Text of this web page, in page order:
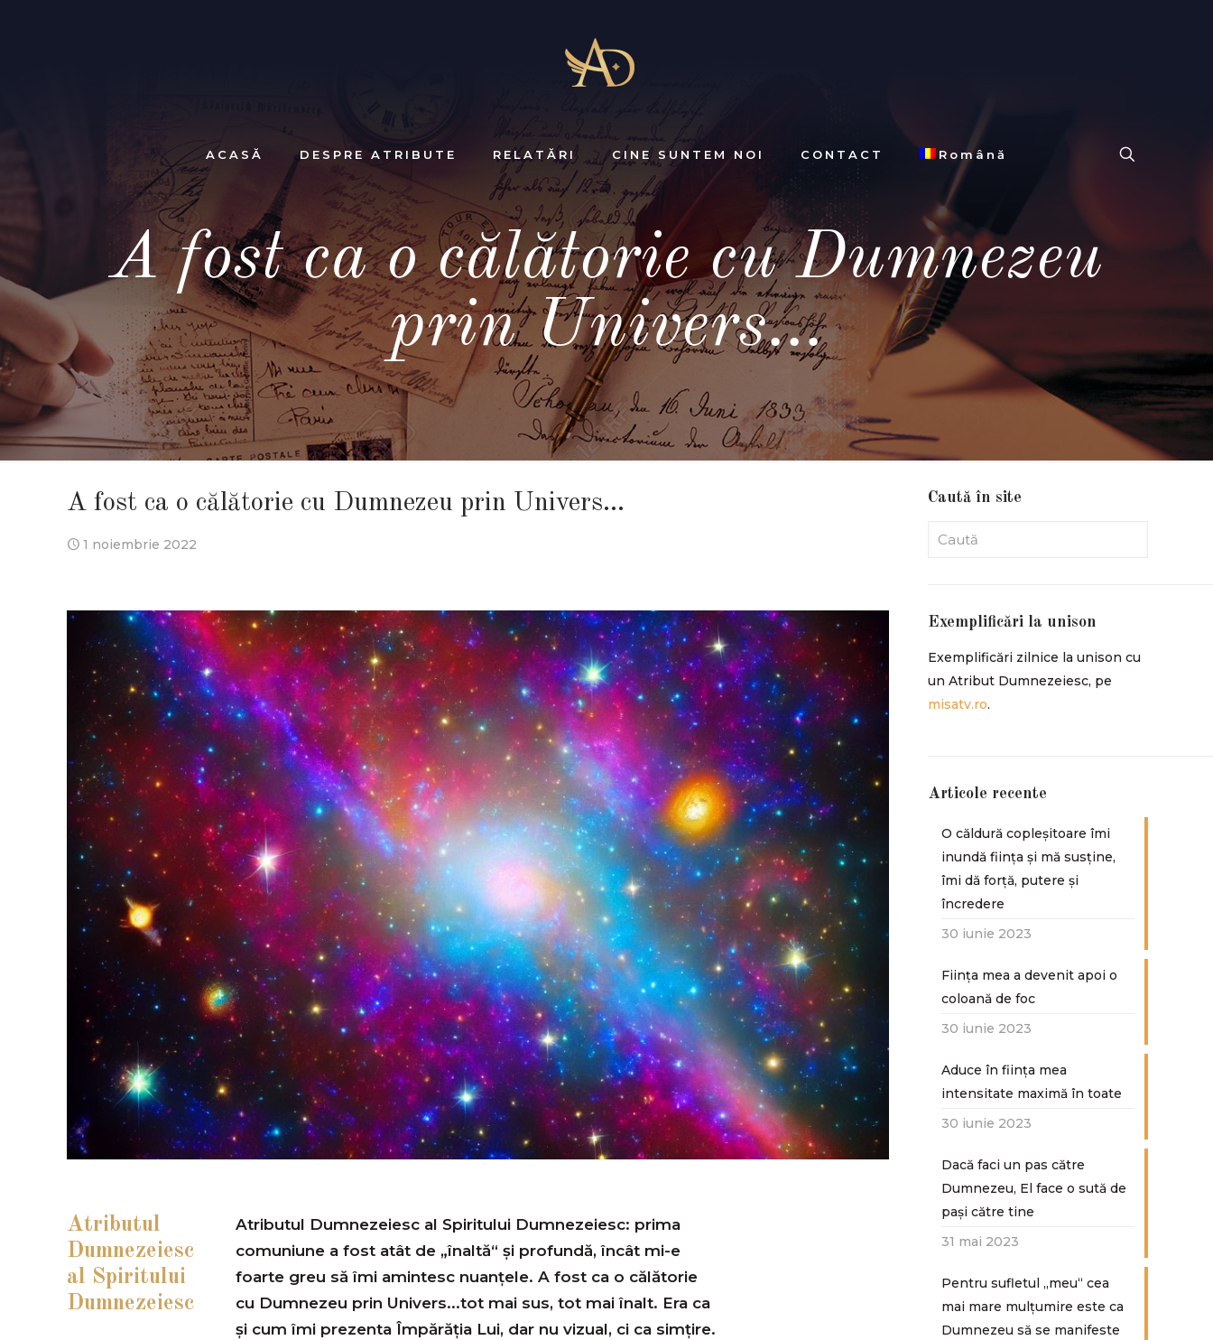
ACASĂ DESPRE ATRIBUTE RELATĂRI CINE SUNTEM NOI CONTACT Română
A fost ca o călătorie cu Dumnezeu
prin Univers…
A fost ca o călătorie cu Dumnezeu prin Univers…
1 noiembrie 2022
Atributul
Dumnezeiesc
al Spiritului
Dumnezeiesc
Atributul Dumnezeiesc al Spiritului Dumnezeiesc: prima
comuniune a fost atât de „înaltă“ și profundă, încât mi-e
foarte greu să îmi amintesc nuanțele. A fost ca o călătorie
cu Dumnezeu prin Univers...tot mai sus, tot mai înalt. Era ca
și cum îmi prezenta Împărăția Lui, dar nu vizual, ci ca simțire.
Caută în site
Exemplificări la unison
Exemplificări zilnice la unison cu
un Atribut Dumnezeiesc, pe
misatv.ro.
Articole recente
O căldură copleșitoare îmi
inundă ființa și mă susține,
îmi dă forță, putere și
încredere
30 iunie 2023
Ființa mea a devenit apoi o
coloană de foc
30 iunie 2023
Aduce în ființa mea
intensitate maximă în toate
30 iunie 2023
Dacă faci un pas către
Dumnezeu, El face o sută de
paşi către tine
31 mai 2023
Pentru sufletul „meu“ cea
mai mare mulțumire este ca
Dumnezeu să se manifeste